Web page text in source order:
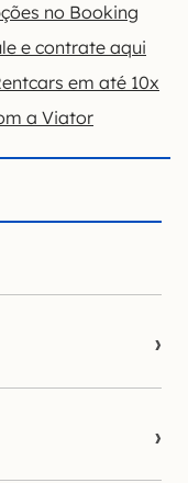
no Booking
e contrate aqui
em até 10x
a Viator